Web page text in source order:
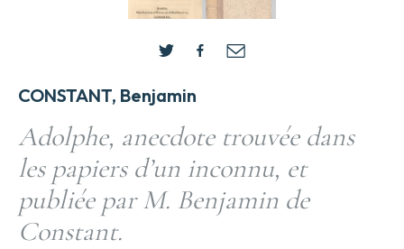
CONSTANT, Benjamin
Adolphe, anecdote trouvée dans
les papiers d’un inconnu, et
publiée par M. Benjamin de
Constant.